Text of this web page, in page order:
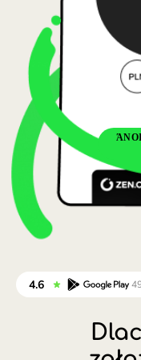
Portugal
România
Slovensko
Sverige
Україна
Türkiye
Singapore